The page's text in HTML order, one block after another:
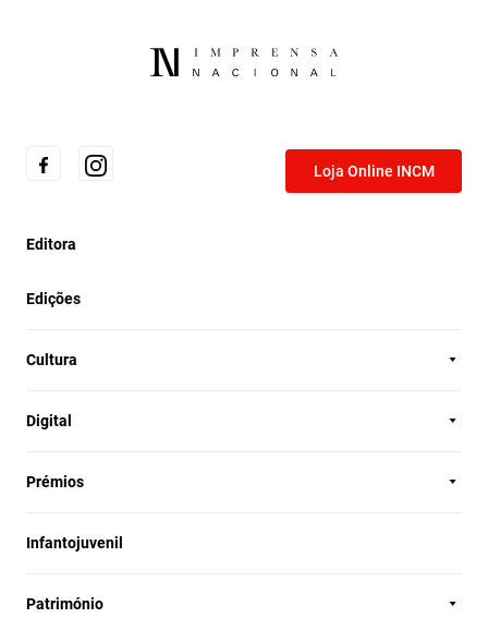
Loja Online INCM
Editora
Edições
Cultura
Digital
Prémios
Infantojuvenil
Património